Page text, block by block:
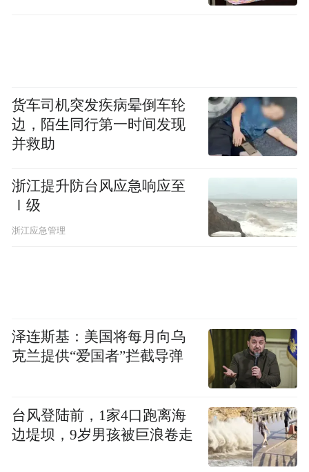
货车司机突发疾病晕倒车轮
边，陌生同行第一时间发现
并救助
浙江提升防台风应急响应至
Ⅰ级
浙江应急管理
泽连斯基：美国将每月向乌
克兰提供“爱国者”拦截导弹
台风登陆前，1家4口跑离海
边堤坝，9岁男孩被巨浪卷走